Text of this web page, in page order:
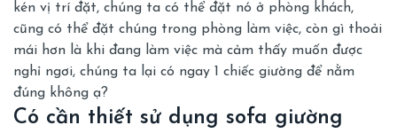
kén vị trí đặt, chúng ta có thể đặt nó ở phòng khách,
cũng có thể đặt chúng trong phòng làm việc, còn gì thoải
mái hơn là khi đang làm việc mà cảm thấy muốn được
nghỉ ngơi, chúng ta lại có ngay 1 chiếc giường để nằm
đúng không ạ?
Có cần thiết sử dụng sofa giường